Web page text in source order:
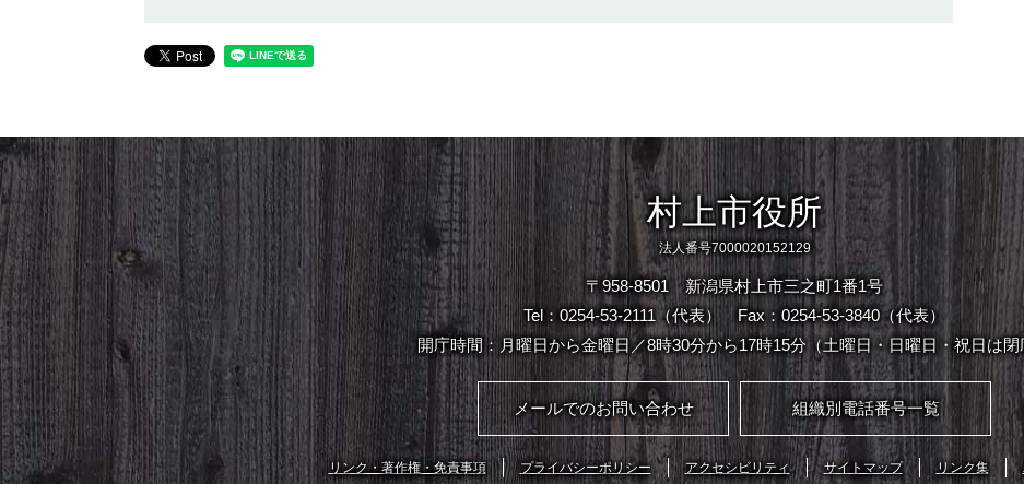
村上市役所
法人番号7000020152129
〒958-8501 新潟県村上市三之町1番1号
Tel：0254-53-2111（代表）
Fax：0254-53-3840（代表）
開庁時間：月曜日から金曜日／8時30分から17時15分（土曜日・日曜日・祝日は閉
メールでのお問い合わせ 組織別電話番号一覧
リンク・著作権・免責事項 プライバシーポリシー アクセシビリティ サイトマップ リンク集